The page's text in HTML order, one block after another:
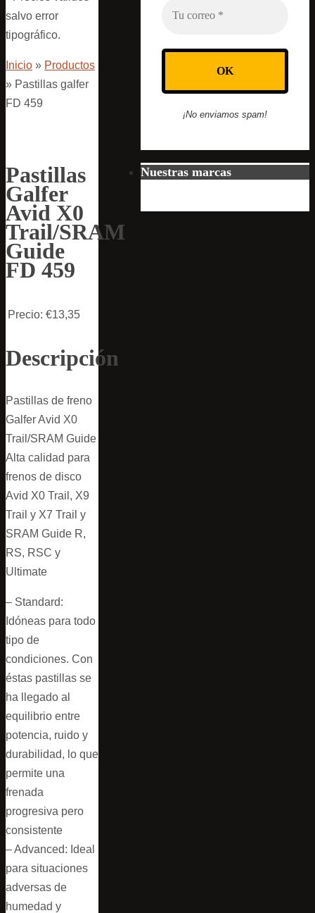
salvo error
tipográfico.
Inicio » Productos
» Pastillas galfer
FD 459
Pastillas
Galfer
Avid X0
Trail/SRAM
Guide
FD 459
Precio: €13,35
Descripción
Pastillas de freno
Galfer Avid X0
Trail/SRAM Guide
Alta calidad para
frenos de disco
Avid X0 Trail, X9
Trail y X7 Trail y
SRAM Guide R,
RS, RSC y
Ultimate
– Standard:
Idóneas para todo
tipo de
condiciones. Con
éstas pastillas se
ha llegado al
equilibrio entre
potencia, ruido y
durabilidad, lo que
permite una
frenada
progresiva pero
consistente
– Advanced: Ideal
para situaciones
adversas de
humedad y
¡No enviamos spam!
Nuestras marcas